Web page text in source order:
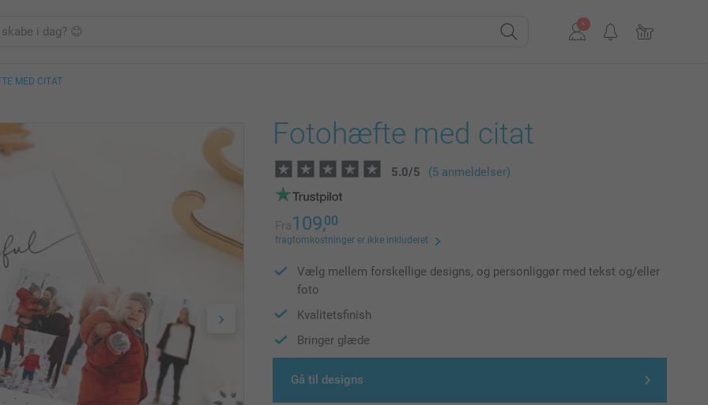
MED CITAT
Fotohæfte med citat
5.0/5 (5 anmeldelser)
Fra109,00
fragtomkostninger er ikke inkluderet
Vælg mellem forskellige designs, og personliggør med tekst og/eller
foto
Kvalitetsfinish
Bringer glæde
Gå til designs